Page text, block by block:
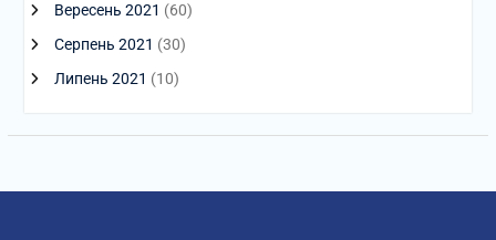
Вересень 2021 (60)
Серпень 2021 (30)
Липень 2021 (10)